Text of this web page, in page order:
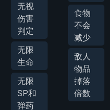
无视
伤害
判定
无限
生命
无限
SP和
弹药
食物
不会
减少
敌人
物品
掉落
倍数